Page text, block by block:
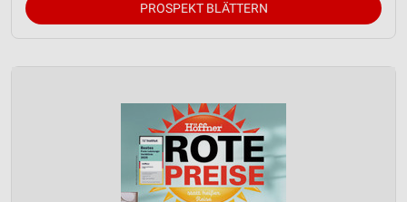
PROSPEKT BLÄTTERN